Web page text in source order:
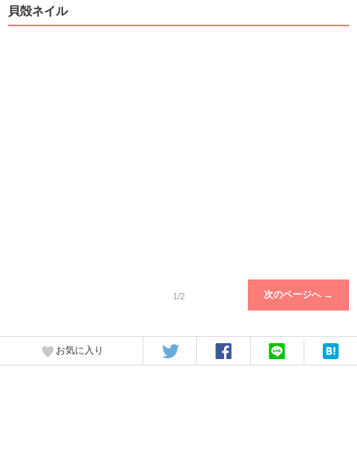
貝殻ネイル
1/2 次のページへ →
お気に入り